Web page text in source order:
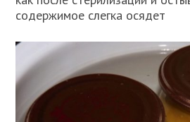
содержимое слегка осядет